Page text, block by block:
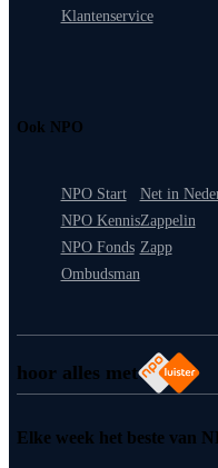
hoor alles met
Klantenservice
Ook NPO
NPO Start
NPO Kennis
NPO Fonds
Ombudsman
Net in
Zappelin
Zapp
Elke week het beste van